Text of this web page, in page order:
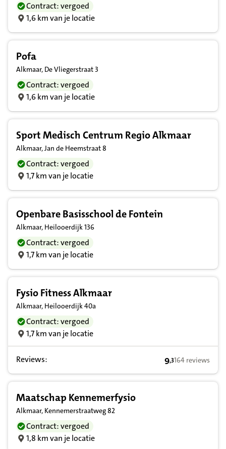
Contract: vergoed
1,6 km van je locatie
Pofa
Alkmaar, De Vliegerstraat 3
Contract: vergoed
1,6 km van je locatie
Sport Medisch Centrum Regio Alkmaar
Alkmaar, Jan de Heemstraat 8
Contract: vergoed
1,7 km van je locatie
Openbare Basisschool de Fontein
Alkmaar, Heilooerdijk 136
Contract: vergoed
1,7 km van je locatie
Fysio Fitness Alkmaar
Alkmaar, Heilooerdijk 40a
Contract: vergoed
1,7 km van je locatie
Reviews: 9,3 op basis van
9,3164 reviews
Maatschap Kennemerfysio
Alkmaar, Kennemerstraatweg 82
Contract: vergoed
1,8 km van je locatie